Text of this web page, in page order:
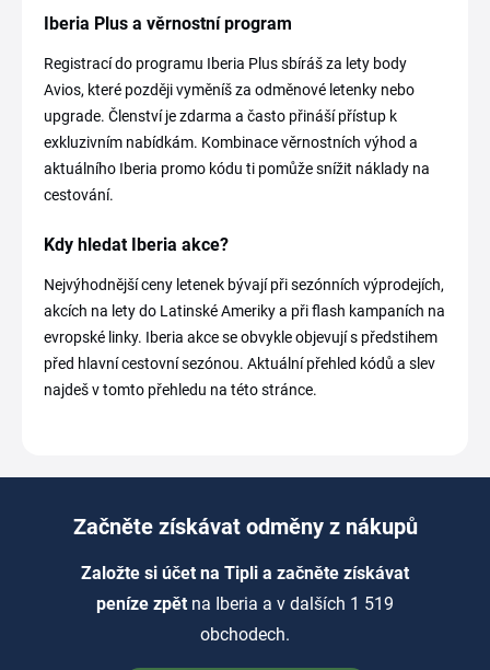
Iberia Plus a věrnostní program
Registrací do programu Iberia Plus sbíráš za lety body
Avios, které později vyměníš za odměnové letenky nebo
upgrade. Členství je zdarma a často přináší přístup k
exkluzivním nabídkám. Kombinace věrnostních výhod a
aktuálního Iberia promo kódu ti pomůže snížit náklady na
cestování.
Kdy hledat Iberia akce?
Nejvýhodnější ceny letenek bývají při sezónních výprodejích,
akcích na lety do Latinské Ameriky a při flash kampaních na
evropské linky. Iberia akce se obvykle objevují s předstihem
před hlavní cestovní sezónou. Aktuální přehled kódů a slev
najdeš v tomto přehledu na této stránce.
Začněte získávat odměny z nákupů
Založte si účet na Tipli a začněte získávat
peníze zpět na Iberia a v dalších 1 519
obchodech.